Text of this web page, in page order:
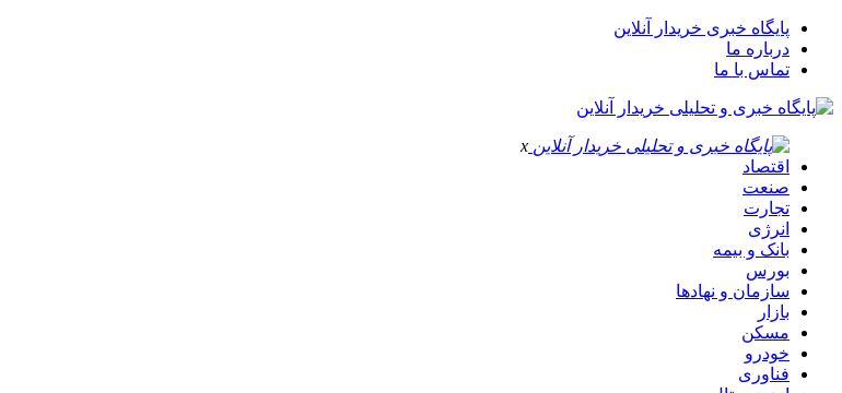
پایگاه خبری خریدار آنلاین
درباره ما
تماس با ما
x
اقتصاد
صنعت
تجارت
انرژی
بانک و بیمه
بورس
سازمان و نهادها
بازار
مسکن
خودرو
فناوری